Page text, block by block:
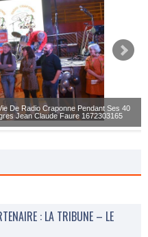
De Radio Craponne Pendant Ses 40
Jean Claude Faure 1672303165
: LA TRIBUNE – LE